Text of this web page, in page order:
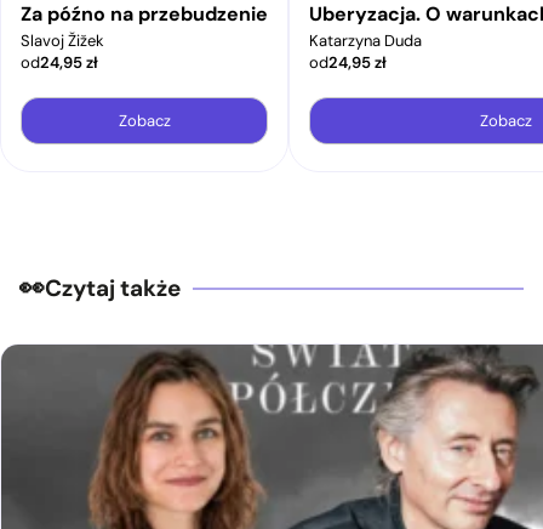
Za późno na przebudzenie
Slavoj Žižek
od24,95zł
Zobacz
Uberyzacja. O
Katarzyna Duda
od24,95zł
Zobacz
Czytaj także